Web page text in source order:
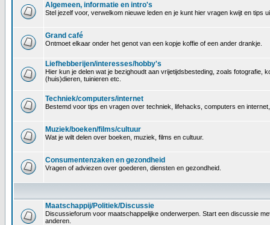
Algemeen, informatie en intro's
Stel jezelf voor, verwelkom nieuwe leden en je kunt hier vragen kwijt en tips
Grand café
Ontmoet elkaar onder het genot van een kopje koffie of een ander drankje.
Liefhebberijen/interesses/hobby's
Hier kun je delen wat je bezighoudt aan vrijetijdsbesteding, zoals fotografie,
(huis)dieren, tuinieren etc.
Techniek/computers/internet
Bestemd voor tips en vragen over techniek, lifehacks, computers en
Muziek/boeken/films/cultuur
Wat je wilt delen over boeken, muziek, films en cultuur.
Consumentenzaken en gezondheid
Vragen of adviezen over goederen, diensten en gezondheid.
Maatschappij/Politiek/Discussie
Discussieforum voor maatschappelijke onderwerpen. Start een discussie
anderen.